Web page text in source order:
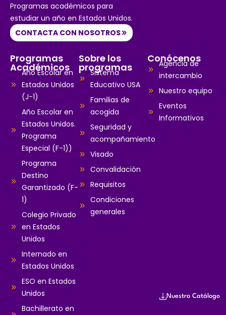
Programas académicos para
estudiar un año en Estados Unidos.
CONTACTA CON NOSOTROS
Nuestro Catálogo
Programas
Académicos
Año Escolar en
Estados Unidos
(J-1)
Año Escolar en
Estados Unidos.
Programa
Especial (F-1))
Programa
Destino
Garantizado (F-
1)
Colegio Privado
en Estados
Unidos
Internado en
Estados Unidos
ESO en Estados
Unidos
Bachillerato en
Sobre los
programas
Sistema
Educativo USA
Familias de
acogida
Seguridad y
acompañamiento
Visado
Convalidación
Requisitos
Condiciones
generales
Conócenos
Agencia de
intercambio
Nuestro equipo
Eventos
Informativos